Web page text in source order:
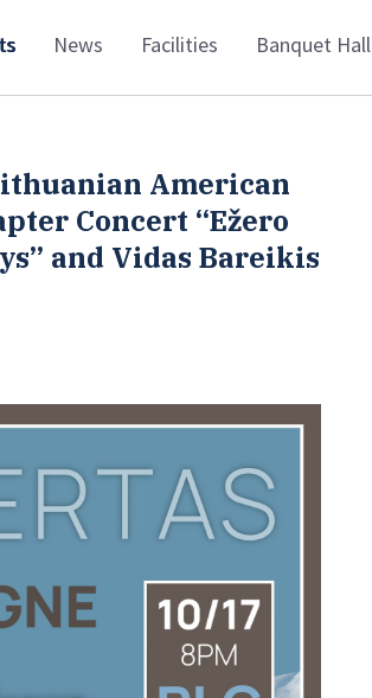
News Facilities Banquet Hall
American
Concert “Ežero
and Vidas Bareikis